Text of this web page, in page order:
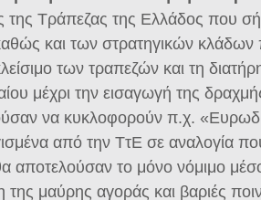
της Τράπεζας της Ελλάδος που
και των στρατηγικών
των τραπεζών και τη
μέχρι την εισαγωγή της
να κυκλοφορούν π.χ.
από την ΤτΕ σε αναλογία
αποτελούσαν το μόνο νόμιμο
της μαύρης αγοράς και βαριές